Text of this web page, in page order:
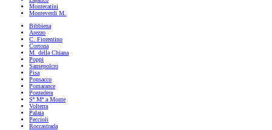
Montecatini
Monteverdi M.
Bibbiena
Arezzo
C. Fiorentino
Cortona
M. della Chiana
Poppi
Sansepolcro
Pisa
Ponsacco
Pomarance
Pontedera
Sª Mª a Monte
Volterra
Palaia
Peccioli
Roccastrada